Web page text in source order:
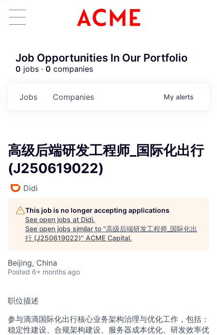
Job Opportunities In Our Portfolio
0 jobs · 0 companies
Jobs Companies My alerts
高级后端研发工程师_国际化出行
(J250619022)
Didi
This job is no longer accepting applications
See open jobs at Didi.
See open jobs similar to "高级后端研发工程师_国际化出
行 (J250619022)" ACME Capital.
Beijing, China
Posted 6+ months ago
职位描述
参与滴滴国际化出行核心业务架构治理与优化工作，包括：
稳定性建设、合规架构建设、服务器成本优化、研发效率优